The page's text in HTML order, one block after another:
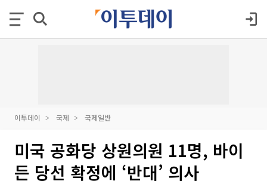
이투데이 국제 국제일반
미국 공화당 상원의원 11명, 바이
든 당선 확정에 ‘반대’ 의사